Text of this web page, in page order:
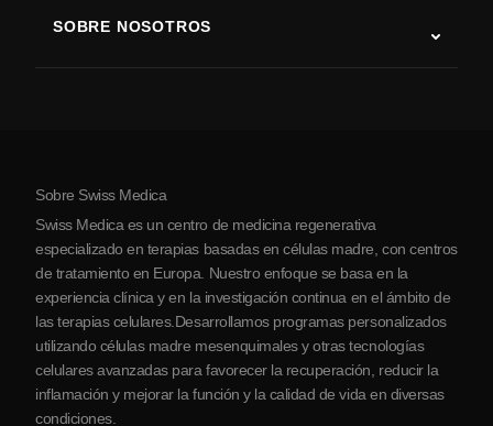
Enfermedad de Parkinson
Artritis
SOBRE NOSOTROS
Sobre Serbia
Colaboraciones
Sobre Swiss Medica
Swiss Medica es un centro de medicina regenerativa
especializado en terapias basadas en células madre, con centros
de tratamiento en Europa. Nuestro enfoque se basa en la
experiencia clínica y en la investigación continua en el ámbito de
las terapias celulares.Desarrollamos programas personalizados
utilizando células madre mesenquimales y otras tecnologías
celulares avanzadas para favorecer la recuperación, reducir la
inflamación y mejorar la función y la calidad de vida en diversas
condiciones.